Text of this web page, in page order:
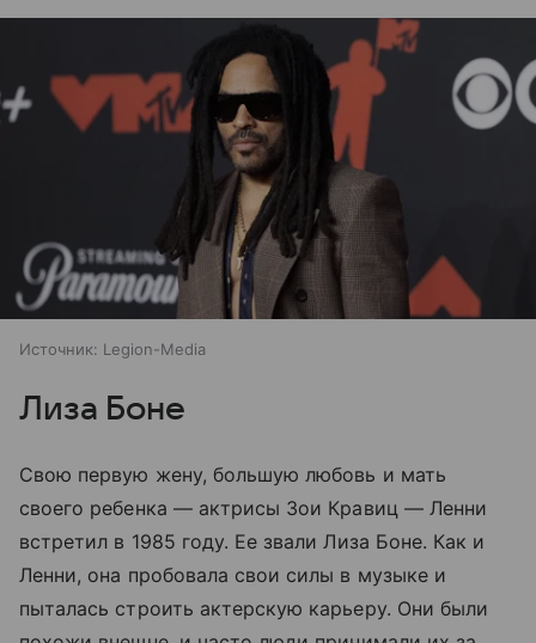
Источник: Legion-Media
Лиза Боне
Свою первую жену, большую любовь и мать
своего ребенка — актрисы Зои Кравиц — Ленни
встретил в 1985 году. Ее звали Лиза Боне. Как и
Ленни, она пробовала свои силы в музыке и
пыталась строить актерскую карьеру. Они были